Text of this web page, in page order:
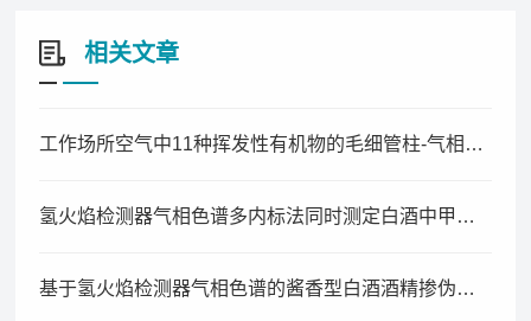
相关文章
工作场所空气中11种挥发性有机物的毛细管柱-气相色谱同时测定法
氢火焰检测器气相色谱多内标法同时测定白酒中甲醇、酯类及其酸类含量
基于氢火焰检测器气相色谱的酱香型白酒酒精掺伪鉴别技术研究